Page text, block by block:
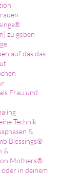
zu geben
auf das das
Frau und
Technik
&
Blessings®
&
Mothers®
in deinem